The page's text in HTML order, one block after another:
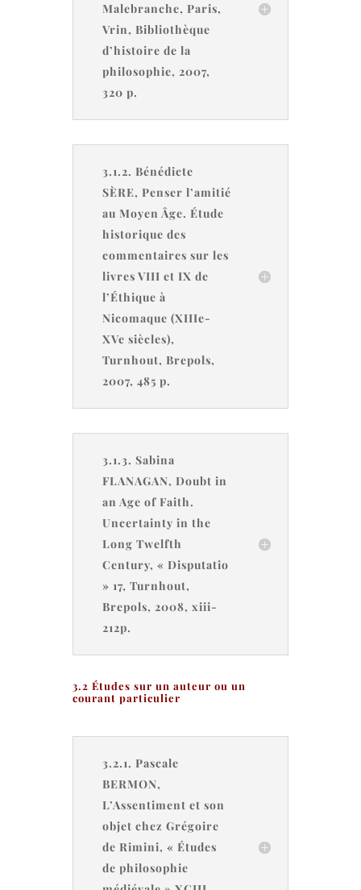
Malebranche, Paris,
Vrin, Bibliothèque
d’histoire de la
philosophie, 2007,
320 p.
3.1.2. Bénédicte
SÈRE, Penser l’amitié
au Moyen Âge. Étude
historique des
commentaires sur les
livres VIII et IX de
l’Éthique à
Nicomaque (XIIIe-
XVe siècles),
Turnhout, Brepols,
2007, 485 p.
3.1.3. Sabina
FLANAGAN, Doubt in
an Age of Faith.
Uncertainty in the
Long Twelfth
Century, « Disputatio
» 17, Turnhout,
Brepols, 2008, xiii-
212p.
3.2 Études sur un auteur ou un
courant particulier
3.2.1. Pascale
BERMON,
L’Assentiment et son
objet chez Grégoire
de Rimini, « Études
de philosophie